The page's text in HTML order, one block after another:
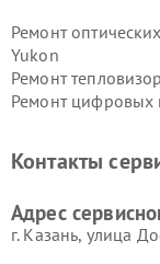
Ремонт
Yukon
Ремонт
Ремонт цифровых
Контакты
Адрес
г. Казань, улица